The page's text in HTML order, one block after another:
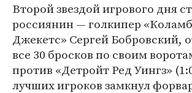
Второй звездой игрового дня
россиянин — голкипер
Джекетс» Сергей Бобровский,
все 30 бросков по своим
против «Детройт Ред Уингз»
лучших игроков замкнул